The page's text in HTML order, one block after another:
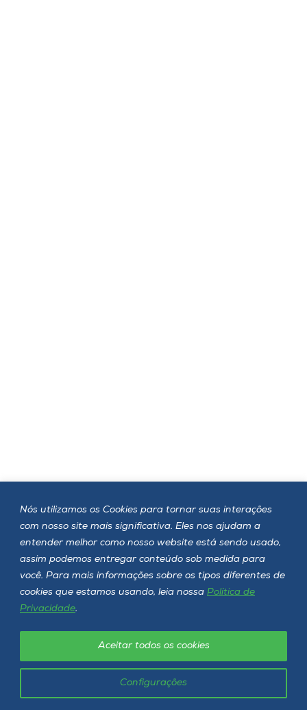
Nós utilizamos os Cookies para tornar suas interações
com nosso site mais significativa. Eles nos ajudam a
entender melhor como nosso website está sendo usado,
assim podemos entregar conteúdo sob medida para
você. Para mais informações sobre os tipos diferentes de
cookies que estamos usando, leia nossa Política de
Privacidade.
Configurações
Aceitar todos os cookies